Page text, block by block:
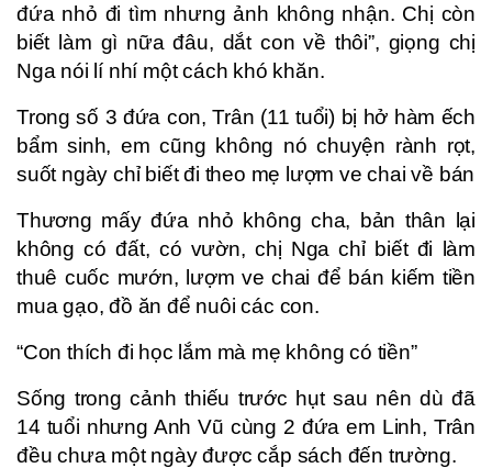
đứa nhỏ đi tìm nhưng ảnh không nhận. Chị còn
biết làm gì nữa đâu, dắt con về thôi”, giọng chị
Nga nói lí nhí một cách khó khăn.
Trong số 3 đứa con, Trân (11 tuổi) bị hở hàm ếch
bẩm sinh, em cũng không nó chuyện rành rọt,
suốt ngày chỉ biết đi theo mẹ lượm ve chai về bán
Thương mấy đứa nhỏ không cha, bản thân lại
không có đất, có vườn, chị Nga chỉ biết đi làm
thuê cuốc mướn, lượm ve chai để bán kiếm tiền
mua gạo, đồ ăn để nuôi các con.
“Con thích đi học lắm mà mẹ không có tiền”
Sống trong cảnh thiếu trước hụt sau nên dù đã
14 tuổi nhưng Anh Vũ cùng 2 đứa em Linh, Trân
đều chưa một ngày được cắp sách đến trường.